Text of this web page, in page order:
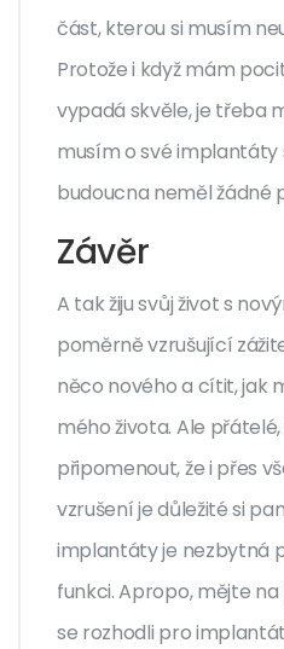
část, kterou si musím
Protože i když mám
vypadá skvěle, je třeba
musím o své
budoucna neměl žádné
Závěr
A tak žiju svůj život s
poměrně vzrušující
něco nového a cítit, jak
mého života. Ale
připomenout, že i přes
vzrušení je důležité si
implantáty je nezbytná
funkci. Apropo, mějte
se rozhodli pro